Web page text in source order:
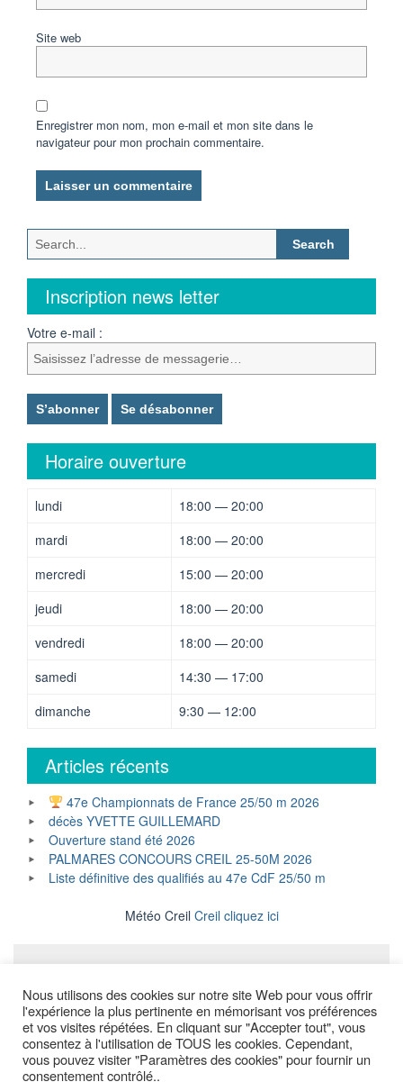
Site web
Enregistrer mon nom, mon e-mail et mon site dans le
navigateur pour mon prochain commentaire.
Search
for:
Inscription news letter
Votre e-mail :
Horaire ouverture
lundi
18:00 — 20:00
mardi
18:00 — 20:00
mercredi
15:00 — 20:00
jeudi
18:00 — 20:00
vendredi
18:00 — 20:00
samedi
14:30 — 17:00
dimanche
9:30 — 12:00
Articles récents
47e Championnats de France 25/50 m 2026
décès YVETTE GUILLEMARD
Ouverture stand été 2026
PALMARES CONCOURS CREIL 25-50M 2026
Liste définitive des qualifiés au 47e CdF 25/50 m
Météo Creil Creil cliquez ici
Copyright © All Rights Reserved.
Nous utilisons des cookies sur notre site Web pour vous offrir
l'expérience la plus pertinente en mémorisant vos préférences
et vos visites répétées. En cliquant sur "Accepter tout", vous
consentez à l'utilisation de TOUS les cookies. Cependant,
vous pouvez visiter "Paramètres des cookies" pour fournir un
consentement contrôlé..